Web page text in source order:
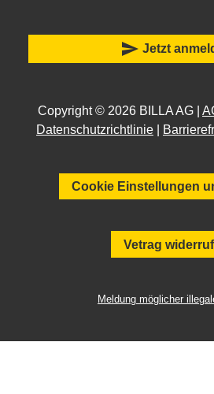
send Jetzt
Copyright © 2026 BILLA AG |
Datenschutzrichtlinie
Cookie Einstellungen
Vetrag
Meldung möglicher